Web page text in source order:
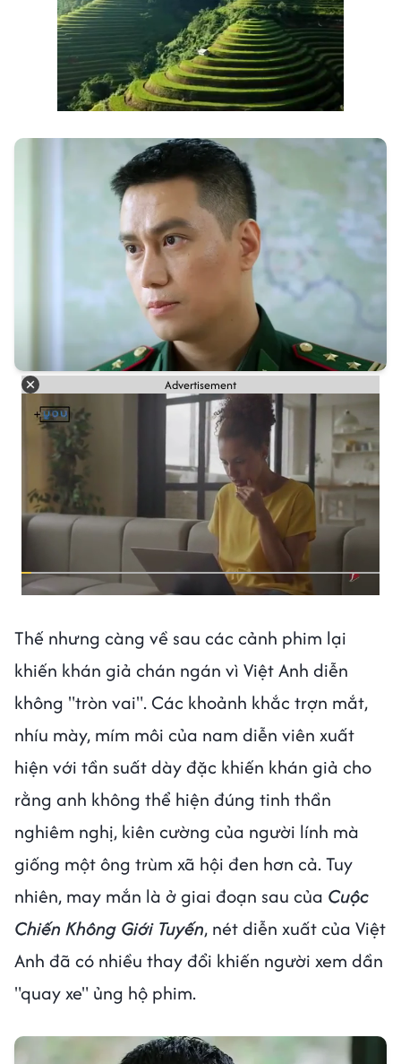
Advertisement
Thế nhưng càng về sau các cảnh phim lại
khiến khán giả chán ngán vì Việt Anh diễn
không "tròn vai". Các khoảnh khắc trợn mắt,
nhíu mày, mím môi của nam diễn viên xuất
hiện với tần suất dày đặc khiến khán giả cho
rằng anh không thể hiện đúng tinh thần
nghiêm nghị, kiên cường của người lính mà
giống một ông trùm xã hội đen hơn cả. Tuy
nhiên, may mắn là ở giai đoạn sau của Cuộc
Chiến Không Giới Tuyến, nét diễn xuất của Việt
Anh đã có nhiều thay đổi khiến người xem dần
"quay xe" ủng hộ phim.